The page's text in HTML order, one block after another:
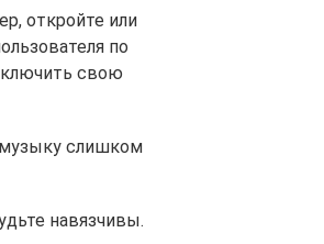
откройте или
по
свою
слишком
навязчивы.